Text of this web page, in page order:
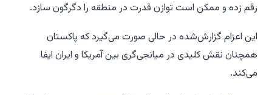
رقم زده و ممکن است توازن قدرت در منطقه را دگرگون سازد.
این اعزام گزارش‌شده در حالی صورت می‌گیرد که پاکستان
همچنان نقش کلیدی در میانجی‌گری بین آمریکا و ایران ایفا
می‌کند.